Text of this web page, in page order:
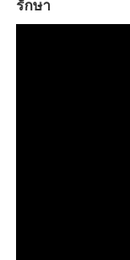
รักษา